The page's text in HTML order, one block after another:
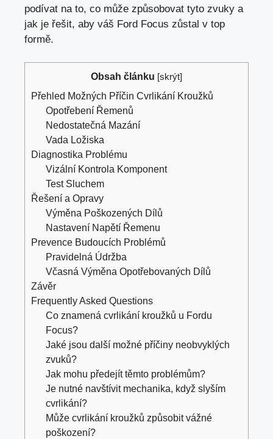
podívat na to, co může způsobovat tyto zvuky a
jak je řešit, aby váš Ford Focus zůstal v top
formě.
Obsah článku [skrýt]
Přehled Možných Příčin Cvrlikání Kroužků
Opotřebení Řemenů
Nedostatečná Mazání
Vada Ložiska
Diagnostika Problému
Vizální Kontrola Komponent
Test Sluchem
Řešení a Opravy
Výměna Poškozených Dílů
Nastavení Napětí Řemenu
Prevence Budoucích Problémů
Pravidelná Údržba
Včasná Výměna Opotřebovaných Dílů
Závěr
Frequently Asked Questions
Co znamená cvrlikání kroužků u Fordu
Focus?
Jaké jsou další možné příčiny neobvyklých
zvuků?
Jak mohu předejít těmto problémům?
Je nutné navštívit mechanika, když slyším
cvrlikání?
Může cvrlikání kroužků způsobit vážné
poškození?